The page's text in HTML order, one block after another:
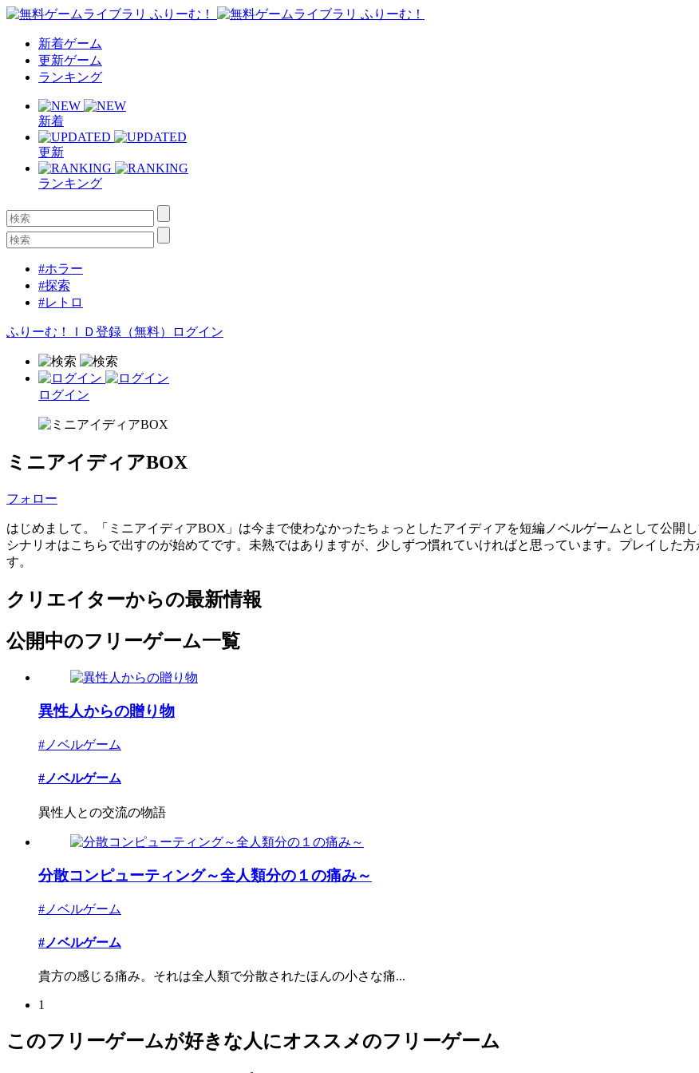
新着ゲーム
更新ゲーム
ランキング
新着
更新
ランキング
#ホラー
#探索
#レトロ
ふりーむ！ＩＤ登録（無料） ログイン
ログイン
ミニアイディアBOX
フォロー
はじめまして。「ミニアイディアBOX」は今まで使わなかったちょっとしたアイディアを短編ノベルゲームとして公開
シナリオはこちらで出すのが始めてです。未熟ではありますが、少しずつ慣れていければと思っています。プレイした
す。
クリエイターからの最新情報
公開中のフリーゲーム一覧
異性人からの贈り物
#ノベルゲーム
#ノベルゲーム
異性人との交流の物語
分散コンピューティング～全人類分の１の痛み～
#ノベルゲーム
#ノベルゲーム
貴方の感じる痛み。それは全人類で分散されたほんの小さな痛...
1
このフリーゲームが好きな人にオススメのフリーゲーム